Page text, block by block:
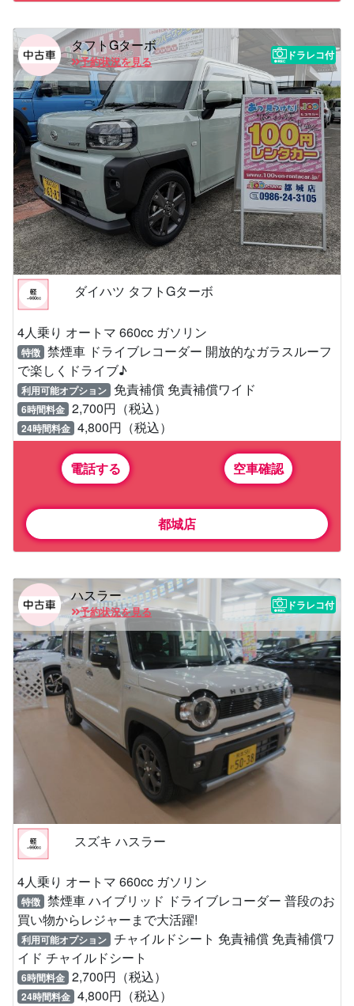
タフトGターボ
予約状況を見る
ドラレコ付
ダイハツ タフトGターボ
4人乗り オートマ 660cc ガソリン
特徴 禁煙車 ドライブレコーダー 開放的なガラスルーフ
で楽しくドライブ♪
利用可能オプション 免責補償 免責補償ワイド
6時間料金 2,700円（税込）
24時間料金 4,800円（税込）
電話する 空車確認
都城店
ハスラー
予約状況を見る
ドラレコ付
スズキ ハスラー
4人乗り オートマ 660cc ガソリン
特徴 禁煙車 ハイブリッド ドライブレコーダー 普段のお
買い物からレジャーまで大活躍!
利用可能オプション チャイルドシート 免責補償 免責補償ワ
イド チャイルドシート
6時間料金 2,700円（税込）
24時間料金 4,800円（税込）